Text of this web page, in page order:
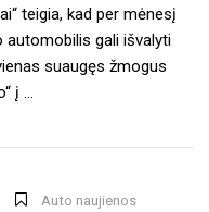
teigia, kad per mėnesį
automobilis gali išvalyti
suaugęs žmogus
į …
Auto naujienos